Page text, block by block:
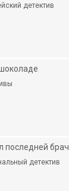
детектив
последней
детектив